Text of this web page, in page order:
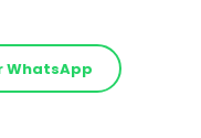
WhatsApp